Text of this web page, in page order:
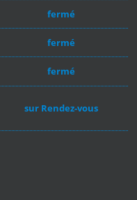
fermé
fermé
fermé
sur Rendez-vous